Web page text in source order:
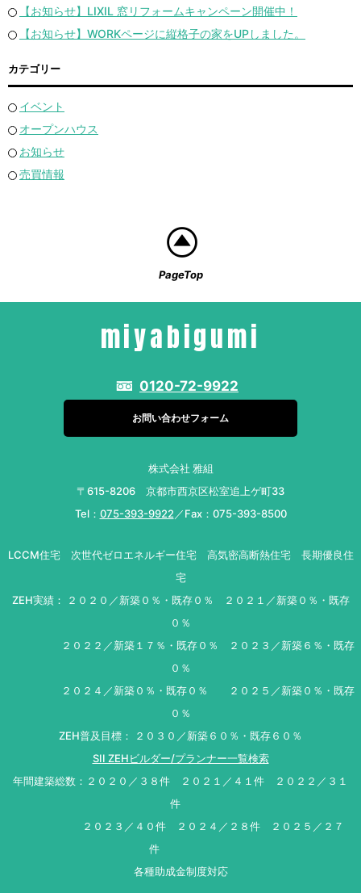
【お知らせ】LIXIL 窓リフォームキャンペーン開催中！
【お知らせ】WORKページに縦格子の家をUPしました。
カテゴリー
イベント
オープンハウス
お知らせ
売買情報
PageTop
miyabigumi
0120-72-9922
お問い合わせフォーム
株式会社 雅組
〒615-8206 京都市西京区松室追上ゲ町33
Tel： 075-393-9922 ／Fax：075-393-8500
LCCM住宅 次世代ゼロエネルギー住宅 高気密高断熱住宅 長期優良住
宅
ZEH実績： ２０２０／新築０％・既存０％ ２０２１／新築０％・既存
０％
２０２２／新築１７％・既存０％ ２０２３／新築６％・既存
０％
２０２４／新築０％・既存０％ ２０２５／新築０％・既存
０％
ZEH普及目標： ２０３０／新築６０％・既存６０％
SII ZEHビルダー/プランナー一覧検索
年間建築総数：２０２０／３８件 ２０２１／４１件 ２０２２／３１
件
２０２３／４０件 ２０２４／２８件 ２０２５／２７
件
各種助成金制度対応